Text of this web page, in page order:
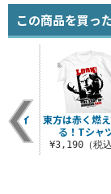
この商品を買っ
ーイ
ツ
込）
東方は赤く燃
る！Tシャ
¥3,190（税込